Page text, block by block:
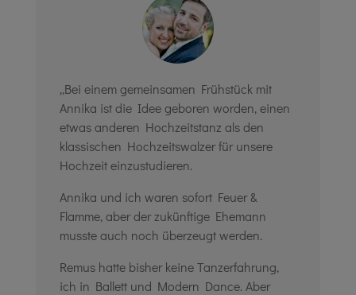
„Bei einem gemeinsamen Frühstück mit
Annika ist die Idee geboren worden, einen
etwas anderen Hochzeitstanz als den
klassischen Hochzeitswalzer für unsere
Hochzeit einzustudieren.
Annika und ich waren sofort Feuer &
Flamme, aber der zukünftige Ehemann
musste auch noch überzeugt werden.
Remus hatte bisher keine Tanzerfahrung,
ich in Ballett und Modern Dance. Aber